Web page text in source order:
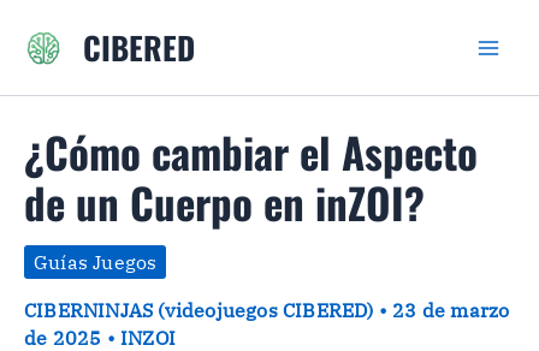
CIBERED
¿Cómo cambiar el Aspecto
de un Cuerpo en inZOI?
Guías Juegos
CIBERNINJAS (videojuegos CIBERED) • 23 de marzo
de 2025 •INZOI